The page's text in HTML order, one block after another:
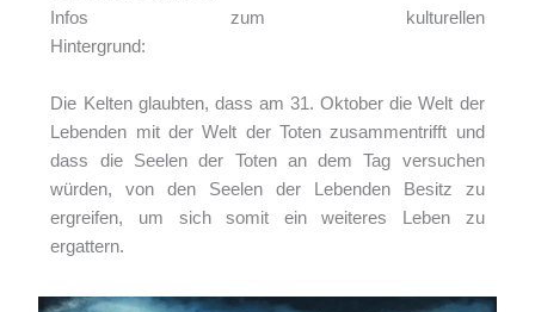
Infos zum kulturellen
Hintergrund:
Die Kelten glaubten, dass am 31. Oktober die Welt der
Lebenden mit der Welt der Toten zusammentrifft und
dass die Seelen der Toten an dem Tag versuchen
würden, von den Seelen der Lebenden Besitz zu
ergreifen, um sich somit ein weiteres Leben zu
ergattern.